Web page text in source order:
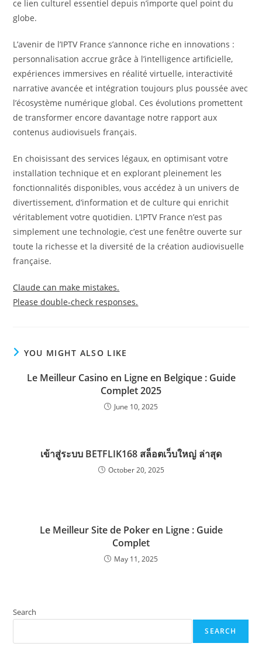
ce lien culturel essentiel depuis n’importe quel point du
globe.
L’avenir de l’IPTV France s’annonce riche en innovations :
personnalisation accrue grâce à l’intelligence artificielle,
expériences immersives en réalité virtuelle, interactivité
narrative avancée et intégration toujours plus poussée avec
l’écosystème numérique global. Ces évolutions promettent
de transformer encore davantage notre rapport aux
contenus audiovisuels français.
En choisissant des services légaux, en optimisant votre
installation technique et en explorant pleinement les
fonctionnalités disponibles, vous accédez à un univers de
divertissement, d’information et de culture qui enrichit
véritablement votre quotidien. L’IPTV France n’est pas
simplement une technologie, c’est une fenêtre ouverte sur
toute la richesse et la diversité de la création audiovisuelle
française.
Claude can make mistakes.
Please double-check responses.
YOU MIGHT ALSO LIKE
Le Meilleur Casino en Ligne en Belgique : Guide
Complet 2025
June 10, 2025
เข้าสู่ระบบ BETFLIK168 สล็อตเว็บใหญ่ ล่าสุด
October 20, 2025
Le Meilleur Site de Poker en Ligne : Guide
Complet
May 11, 2025
Search
SEARCH